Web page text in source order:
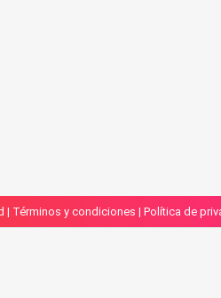
| Términos y condiciones | Política de